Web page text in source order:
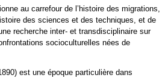
au carrefour de l’histoire des migrations,
des sciences et des techniques, et de
recherche inter- et transdisciplinaire sur
socioculturelles nées de
est une époque particulière dans